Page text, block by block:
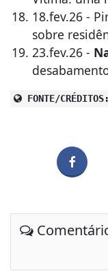
18.fev.26 -
sobre
23.fev.26 -
FONTE/CRÉDITOS: